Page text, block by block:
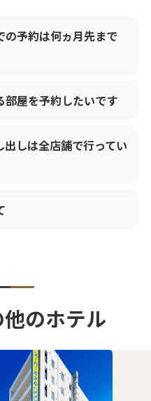
の予約は何ヵ月先まで
部屋を予約したいです
しは全店舗で行ってい
のホテル